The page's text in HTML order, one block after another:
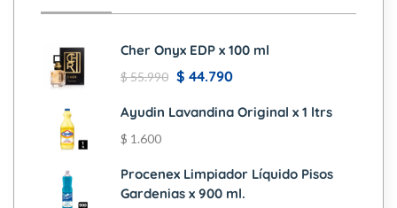
Cher Onyx EDP x 100 ml
$55.990 $ 44.790
Ayudin Lavandina Original x 1 ltrs
$ 1.600
Procenex Limpiador Líquido Pisos
Gardenias x 900 ml.